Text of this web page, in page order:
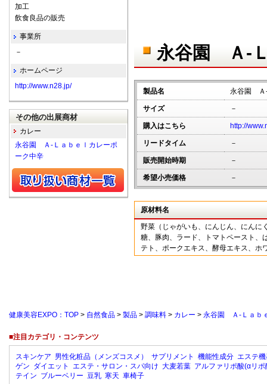
永谷園 Ａ-
製品名 永谷園 Ａ-
サイズ －
購入はこちら http://
リードタイム －
販売開始時期 －
希望小売価格 －
原材料名
野菜（じゃがいも、にんじん、にんに
糖、豚肉、ラード、トマトペースト、
テト、ポークエキス、酵母エキス、ホ
加工
飲食良品の販売
事業所
－
ホームページ
http://www.n28.jp/
その他の出展商材
カレー
永谷園 Ａ-Ｌａｂｅｌカレーポ
ーク中辛
健康美容EXPO：TOP > 自然食品 > 製品 > 調味料 > カレー > 永谷園 Ａ-Ｌａｂ
■注目カテゴリ・コンテンツ
スキンケア 男性化粧品（メンズコスメ） サプリメント 機能性成分 エステ
ゲン ダイエット エステ・サロン・スパ向け 大麦若葉 アルファリポ酸(αリポ
テイン ブルーベリー 豆乳 寒天 車椅子